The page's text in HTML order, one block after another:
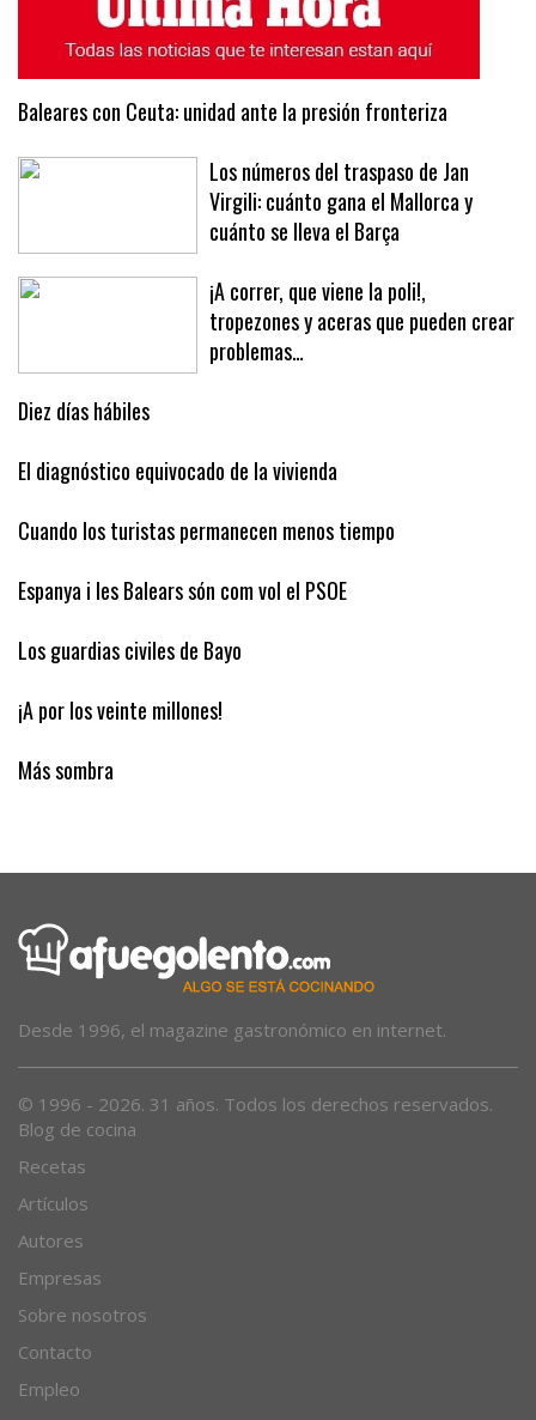
Baleares con Ceuta: unidad ante la presión fronteriza
Los números del traspaso de Jan
Virgili: cuánto gana el Mallorca y
cuánto se lleva el Barça
¡A correr, que viene la poli!,
tropezones y aceras que pueden crear
problemas…
Diez días hábiles
El diagnóstico equivocado de la vivienda
Cuando los turistas permanecen menos tiempo
Espanya i les Balears són com vol el PSOE
Los guardias civiles de Bayo
¡A por los veinte millones!
Más sombra
Desde 1996, el magazine gastronómico en internet.
© 1996 - 2026. 31 años. Todos los derechos reservados.
Blog de cocina
Recetas
Artículos
Autores
Empresas
Sobre nosotros
Contacto
Empleo